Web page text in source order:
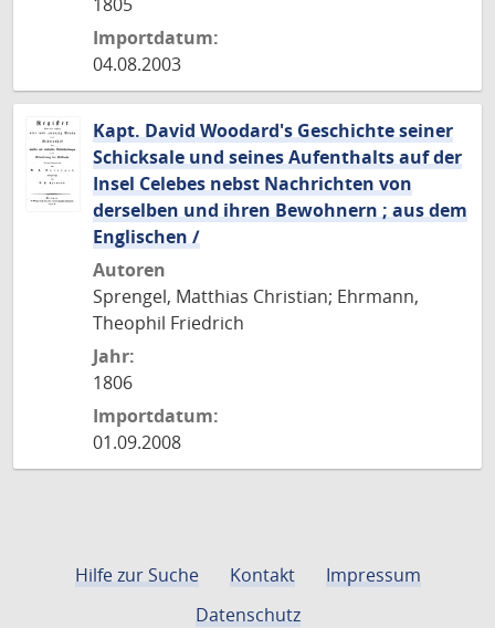
Importdatum:
04.08.2003
Kapt. David Woodard's Geschichte seiner
Schicksale und seines Aufenthalts auf der
Insel Celebes nebst Nachrichten von
derselben und ihren Bewohnern ; aus dem
Englischen /
Autoren
Sprengel, Matthias Christian; Ehrmann,
Theophil Friedrich
Jahr:
1806
Importdatum:
01.09.2008
Hilfe zur Suche Kontakt
Impressum
Datenschutz